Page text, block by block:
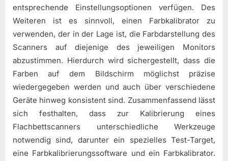
entsprechende Einstellungsoptionen verfügen. Des
Weiteren ist es sinnvoll, einen Farbkalibrator zu
verwenden, der in der Lage ist, die Farbdarstellung des
Scanners auf diejenige des jeweiligen Monitors
abzustimmen. Hierdurch wird sichergestellt, dass die
Farben auf dem Bildschirm möglichst präzise
wiedergegeben werden und auch über verschiedene
Geräte hinweg konsistent sind. Zusammenfassend lässt
sich festhalten, dass zur Kalibrierung eines
Flachbettscanners unterschiedliche Werkzeuge
notwendig sind, darunter ein spezielles Test-Target,
eine Farbkalibrierungssoftware und ein Farbkalibrator.